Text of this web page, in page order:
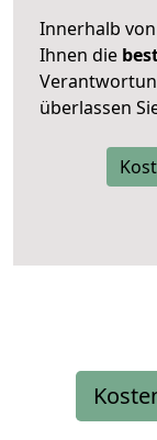
Innerhalb von
Ihnen die
überlassen